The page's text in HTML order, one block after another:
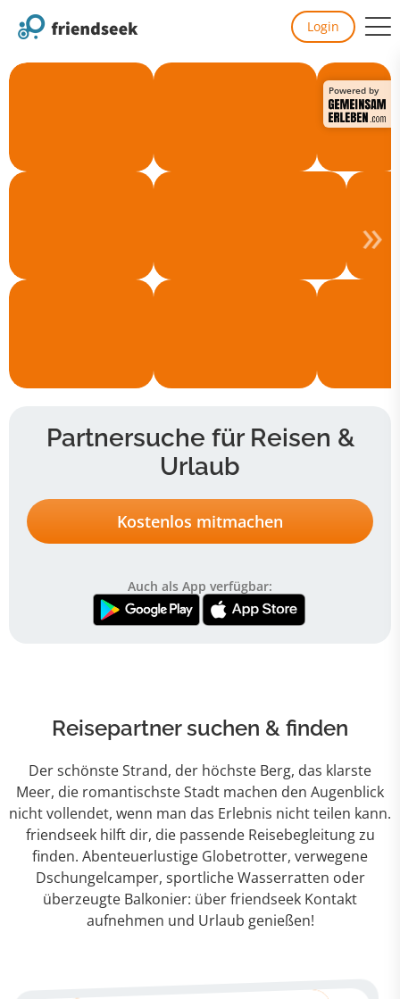
Login
Powered by
Partnersuche für Reisen &
Urlaub
Kostenlos mitmachen
Auch als App verfügbar:
Reisepartner suchen & finden
Der schönste Strand, der höchste Berg, das klarste
Meer, die romantischste Stadt machen den Augenblick
nicht vollendet, wenn man das Erlebnis nicht teilen kann.
friendseek hilft dir, die passende Reisebegleitung zu
finden. Abenteuerlustige Globetrotter, verwegene
Dschungelcamper, sportliche Wasserratten oder
überzeugte Balkonier: über friendseek Kontakt
aufnehmen und Urlaub genießen!